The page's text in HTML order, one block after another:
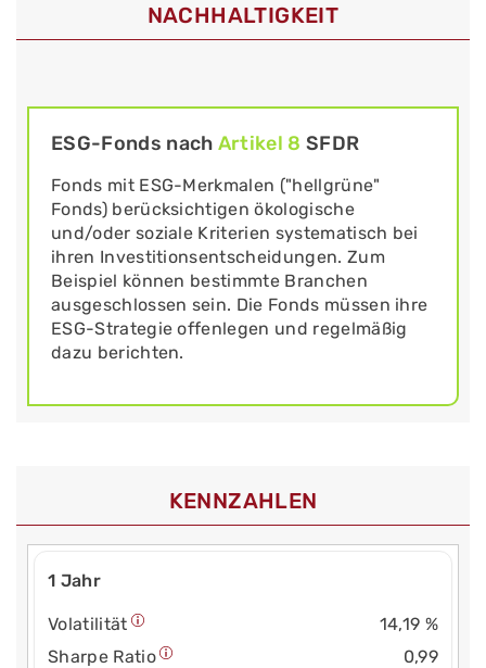
NACHHALTIGKEIT
ESG-Fonds nach Artikel 8 SFDR
Fonds mit ESG-Merkmalen ("hellgrüne"
Fonds) berücksichtigen ökologische
und/oder soziale Kriterien systematisch bei
ihren Investitionsentscheidungen. Zum
Beispiel können bestimmte Branchen
ausgeschlossen sein. Die Fonds müssen ihre
ESG-Strategie offenlegen und regelmäßig
dazu berichten.
KENNZAHLEN
1 Jahr
Volatilität
14,19 %
Sharpe Ratio
0,99